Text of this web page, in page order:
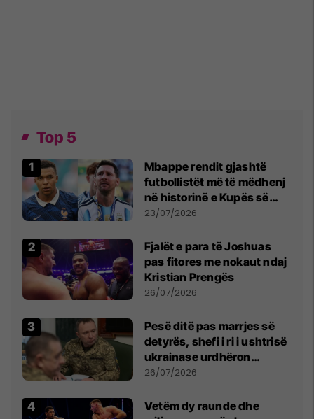
Top 5
Mbappe rendit gjashtë
futbollistët më të mëdhenj
në historinë e Kupës së
Botës, Messi mbetet i dyti
23/07/2026
Fjalët e para të Joshuas
pas fitores me nokaut ndaj
Kristian Prengës
26/07/2026
Pesë ditë pas marrjes së
detyrës, shefi i ri i ushtrisë
ukrainase urdhëron
kontroll të madh
26/07/2026
Vetëm dy raunde dhe